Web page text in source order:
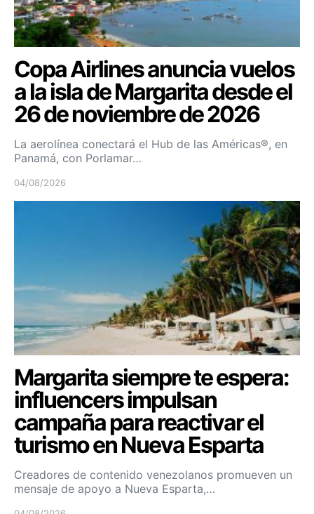
Copa Airlines anuncia vuelos
a la isla de Margarita desde el
26 de noviembre de 2026
La aerolínea conectará el Hub de las Américas®, en
Panamá, con Porlamar…
04/08/2026
Margarita siempre te espera:
influencers impulsan
campaña para reactivar el
turismo en Nueva Esparta
Creadores de contenido venezolanos promueven un
mensaje de apoyo a Nueva Esparta,…